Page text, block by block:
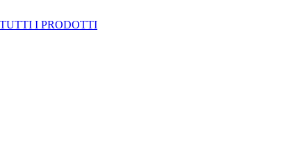
TUTTI I PRODOTTI